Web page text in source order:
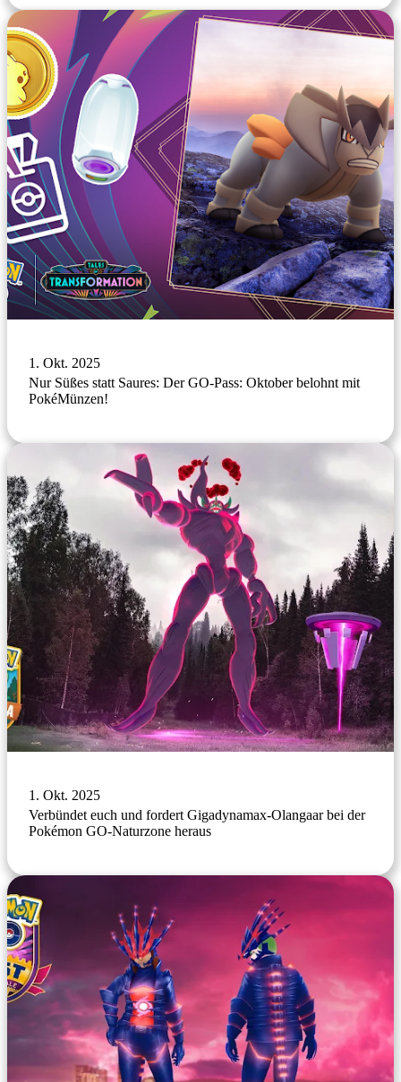
1. Okt. 2025
Nur Süßes statt Saures: Der GO-Pass: Oktober belohnt mit
PokéMünzen!
1. Okt. 2025
Verbündet euch und fordert Gigadynamax-Olangaar bei der
Pokémon GO-Naturzone heraus